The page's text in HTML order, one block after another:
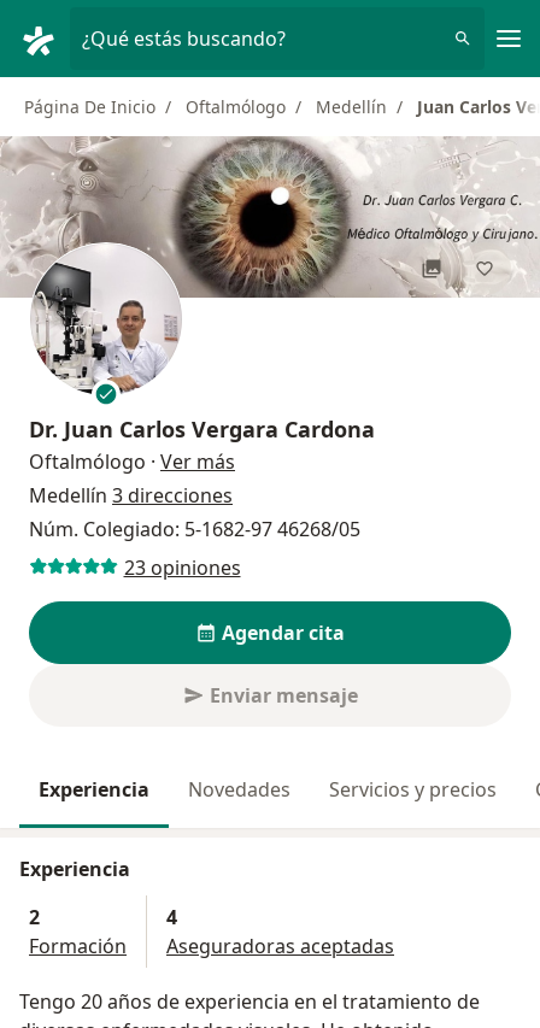
¿Qué estás buscando?
Página De Inicio Oftalmólogo Medellín Juan Carlos
Dr. Juan Carlos Vergara Cardona
Oftalmólogo · Ver más
Medellín 3 direcciones
Núm. Colegiado: 5-1682-97 46268/05
23 opiniones
Agendar cita
Enviar mensaje
Experiencia Novedades Servicios y precios
Experiencia
2
Formación
4
Aseguradoras aceptadas
Tengo 20 años de experiencia en el tratamiento de